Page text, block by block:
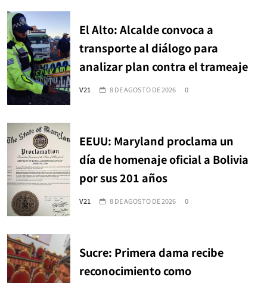
El Alto: Alcalde convoca a
transporte al diálogo para
analizar plan contra el trameaje
V21 8 DE AGOSTO DE 2026 0
EEUU: Maryland proclama un
día de homenaje oficial a Bolivia
por sus 201 años
V21 8 DE AGOSTO DE 2026 0
Sucre: Primera dama recibe
reconocimiento como